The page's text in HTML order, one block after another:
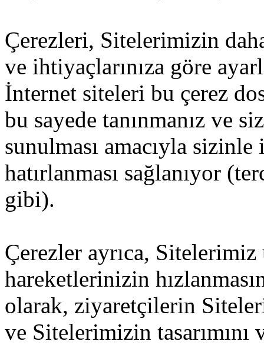
Çerezleri, Sitelerimizin
ve ihtiyaçlarınıza göre
İnternet siteleri bu çerez
bu sayede tanınmanız ve
sunulması amacıyla
hatırlanması sağlanıyor
gibi).
Çerezler ayrıca,
hareketlerinizin
olarak, ziyaretçilerin
ve Sitelerimizin tasarımını